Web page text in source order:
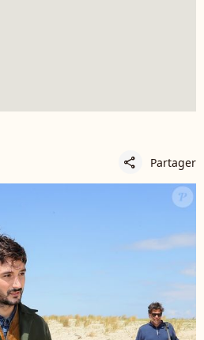
share Partager